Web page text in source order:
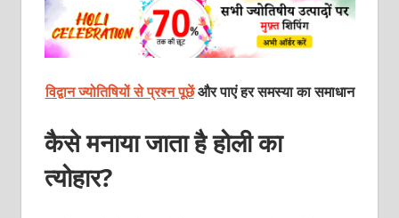
विद्वान ज्योतिषियों से प्रश्न पूछेंऔर पाएं हर समस्या का समाधान
कैसे मनाया जाता है होली का
त्योहार?